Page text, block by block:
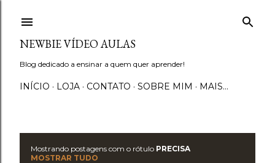
NEWBIE VÍDEO AULAS
Blog dedicado a ensinar a quem quer aprender!
INÍCIO LOJA CONTATO SOBRE MIM MAIS…
Mostrando postagens com o rótulo PRECISA
MOSTRAR TUDO